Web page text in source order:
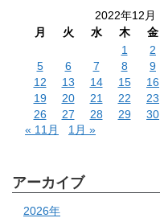
2022年12月
月
火 水 木 金
1
2
5
6 7 8 9
12
13 14 15 16
19
20 21 22 23
26
27 28 29 30
« 11月
1月 »
アーカイブ
2026年